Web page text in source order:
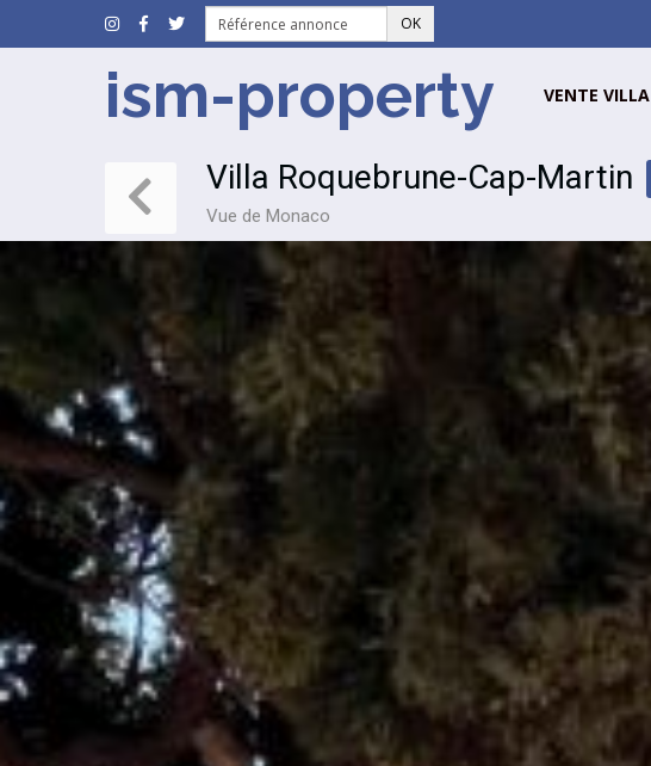
OK
ism-property VENTE VILLA
Villa Roquebrune-Cap-Martin
Vue de Monaco